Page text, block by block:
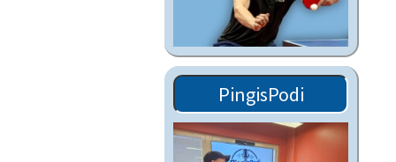
PingisPodi